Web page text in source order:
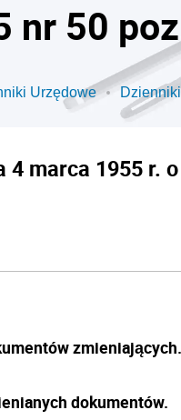
nr 50
Urzędowe
4 marca 1955 r.
zmieniających.
dokumentów.